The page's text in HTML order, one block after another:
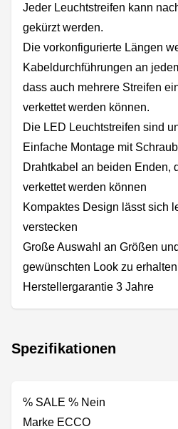
Jeder Leuchtstreifen kann
gekürzt werden.
Die vorkonfigurierte Längen
Kabeldurchführungen an
dass auch mehrere Streifen
verkettet werden können.
Die LED Leuchtstreifen sind
Einfache Montage mit
Drahtkabel an beiden Enden,
verkettet werden können
Kompaktes Design lässt sich
verstecken
Große Auswahl an Größen
gewünschten Look zu erhalten
Herstellergarantie 3 Jahre
Spezifikationen
% SALE % Nein
Marke ECCO